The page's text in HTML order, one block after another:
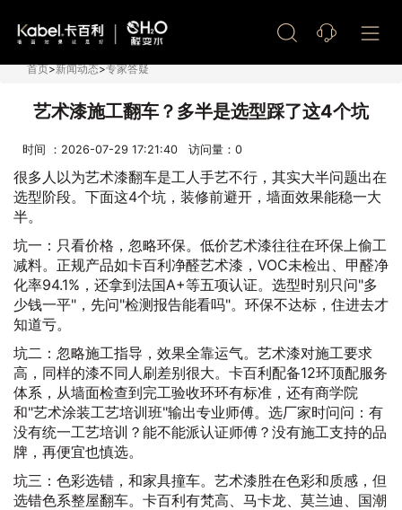
首页>新闻动态>专家答疑
艺术漆施工翻车？多半是选型踩了这4个坑
时间 ：2026-07-29 17:21:40 访问量： 0
很多人以为艺术漆翻车是工人手艺不行，其实大半问题出在
选型阶段。下面这4个坑，装修前避开，墙面效果能稳一大
半。
坑一：只看价格，忽略环保。低价艺术漆往往在环保上偷工
减料。正规产品如卡百利净醛艺术漆，VOC未检出、甲醛净
化率94.1%，还拿到法国A+等五项认证。选型时别只问"多
少钱一平"，先问"检测报告能看吗"。环保不达标，住进去才
知道亏。
坑二：忽略施工指导，效果全靠运气。艺术漆对施工要求
高，同样的漆不同人刷差别很大。卡百利配备12环顶配服务
体系，从墙面检查到完工验收环环有标准，还有商学院
和"艺术涂装工艺培训班"输出专业师傅。选厂家时问问：有
没有统一工艺培训？能不能派认证师傅？没有施工支持的品
牌，再便宜也慎选。
坑三：色彩选错，和家具撞车。艺术漆胜在色彩和质感，但
选错色系整屋翻车。卡百利有梵高、马卡龙、莫兰迪、国潮